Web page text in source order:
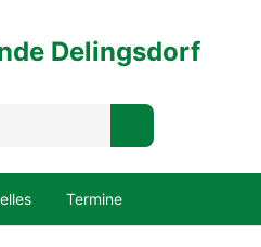
Delingsdorf
Termine